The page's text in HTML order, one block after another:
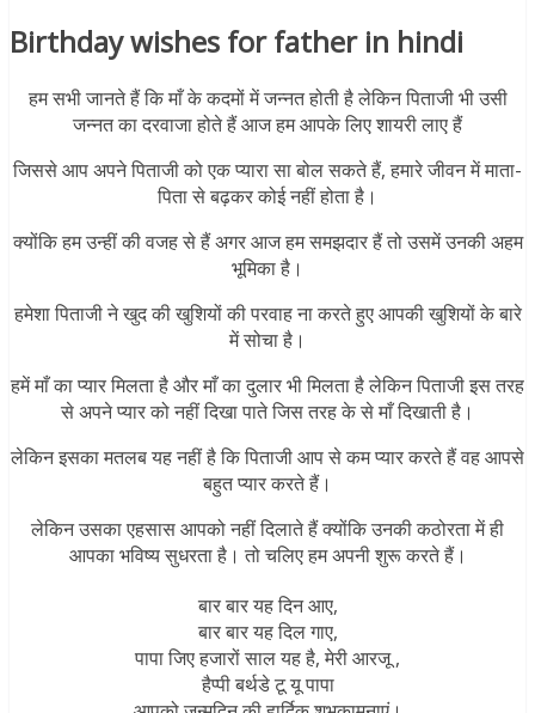
Birthday wishes for father in hindi
हम सभी जानते हैं कि माँ के कदमों में जन्नत होती है लेकिन पिताजी भी उसी
जन्नत का दरवाजा होते हैं आज हम आपके लिएशायरी लाए हैं
जिससे आप अपने पिताजी को एक प्यारा साबोल सकते हैं, हमारे जीवन में माता-
पिता से बढ़कर कोई नहीं होता है।
क्योंकि हम उन्हीं की वजह से हैं अगर आज हम समझदार हैं तो उसमें उनकी अहम
भूमिका है।
हमेशा पिताजी ने खुद की खुशियों की परवाह ना करते हुए आपकी खुशियों के बारे
में सोचा है।
हमें माँ का प्यार मिलता है और माँ का दुलार भी मिलता है लेकिन पिताजी इस तरह
से अपने प्यार को नहीं दिखा पाते जिस तरह के से माँ दिखाती है।
लेकिन इसका मतलब यह नहीं है कि पिताजी आप से कम प्यार करते हैं वह आपसे
बहुत प्यार करते हैं।
लेकिन उसका एहसास आपको नहीं दिलाते हैं क्योंकि उनकी कठोरता में ही
आपका भविष्य सुधरता है। तो चलिए हम अपनीशुरू करते हैं।
बार बार यह दिन आए,
बार बार यह दिल गाए,
पापा जिए हजारों साल यह है, मेरी आरजू ,
हैप्पी बर्थडे टू यू पापा